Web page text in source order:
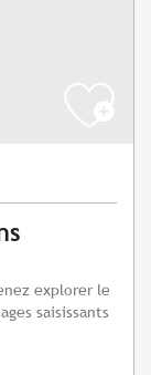
explorer le
saisissants